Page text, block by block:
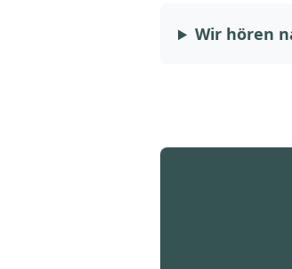
Wir hören